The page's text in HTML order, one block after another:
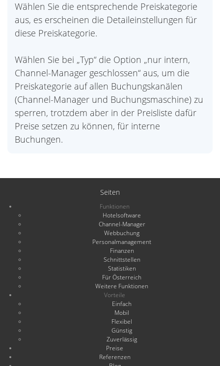
Wählen Sie die entsprechende Preiskategorie
aus, es erscheinen die Detaileinstellungen für
diese Preiskategorie.
Wählen Sie bei „Typ“ die Option „nur intern,
Channel-Manager geschlossen“ aus, um die
Preiskategorie auf allen Buchungskanälen
(Channel-Manager und Buchungsmaschine) zu
sperren, trotzdem aber in der Preisliste dafür
Preise setzen zu können, für interne
Buchungen.
Seiten
Funktionen
Hotelsoftware
Channel-Manager
Webbuchung
Personalmanagement
Finanzen
Schnittstellen
Statistiken
Für Österreich
Weitere Funktionen
Vorteile
Einfach
Mobil
Flexibel
Günstig
Zuverlässig
Preise
Referenzen